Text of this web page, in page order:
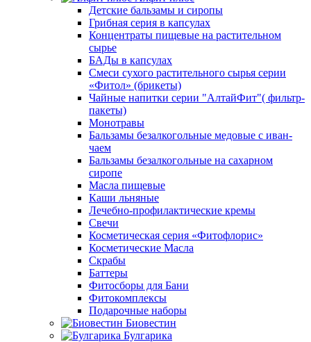
Детские бальзамы и сиропы
Грибная серия в капсулах
Концентраты пищевые на растительном
сырье
БАДы в капсулах
Смеси сухого растительного сырья серии
«Фитол» (брикеты)
Чайные напитки серии "АлтайФит"( фильтр-
пакеты)
Монотравы
Бальзамы безалкогольные медовые с иван-
чаем
Бальзамы безалкогольные на сахарном
сиропе
Масла пищевые
Каши льняные
Лечебно-профилактические кремы
Свечи
Косметическая серия «Фитофлорис»
Косметические Масла
Скрабы
Баттеры
Фитосборы для Бани
Фитокомплексы
Подарочные наборы
Биовестин
Булгарика